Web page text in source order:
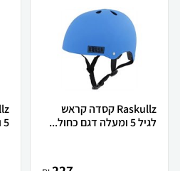
Raskullz קסדה קראש
לגיל 5 ומעלה דגם כחול...
5 ומעלה דגם חד קר...